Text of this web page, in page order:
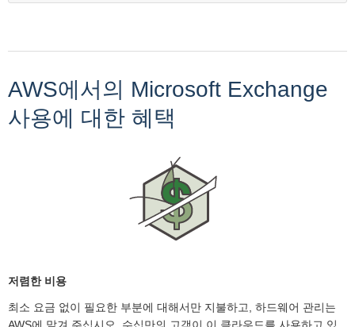
AWS에서의 Microsoft Exchange
사용에 대한 혜택
저렴한 비용
최소 요금 없이 필요한 부분에 대해서만 지불하고, 하드웨어 관리는